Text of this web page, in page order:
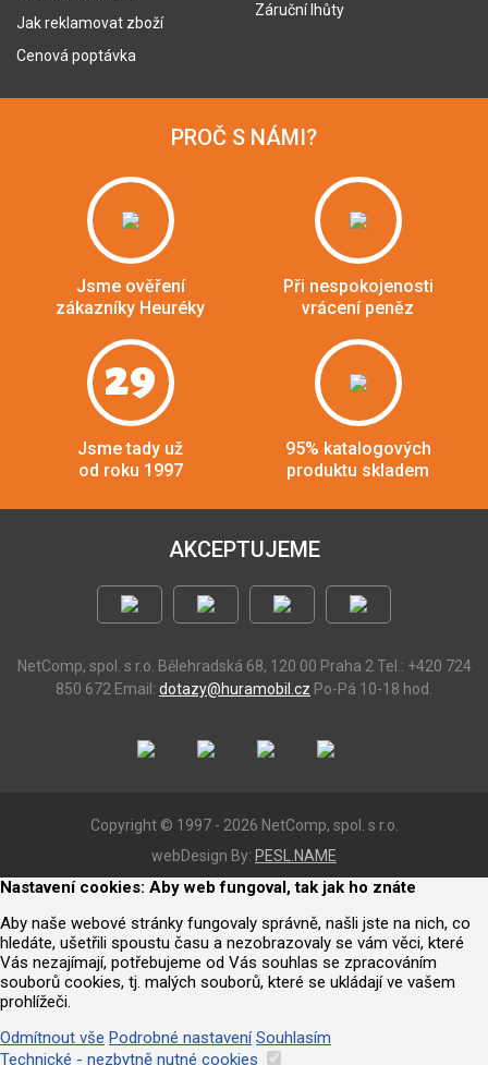
Jak reklamovat zboží
Cenová poptávka
Záruční lhůty
PROČ S NÁMI?
Jsme ověření
zákazníky Heuréky
Při nespokojenosti
vrácení peněz
29
Jsme tady už
od roku 1997
95% katalogových
produktu skladem
AKCEPTUJEME
NetComp, spol. s r.o. Bělehradská 68, 120 00 Praha 2 Tel.: +420 724
850 672 Email: dotazy@huramobil.cz Po-Pá 10-18 hod.
Copyright © 1997 - 2026 NetComp, spol. s r.o.
webDesign By: PESL.NAME
Nastavení cookies: Aby web fungoval, tak jak ho znáte
Aby naše webové stránky fungovaly správně, našli jste na nich, co
hledáte, ušetřili spoustu času a nezobrazovaly se vám věci, které
Vás nezajímají, potřebujeme od Vás souhlas se zpracováním
souborů cookies, tj. malých souborů, které se ukládají ve vašem
prohlížeči.
Odmítnout vše Podrobné nastavení Souhlasím
Technické - nezbytně nutné cookies